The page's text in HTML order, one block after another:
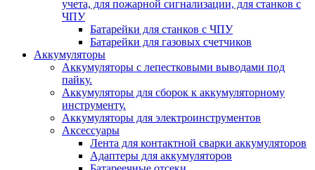
учета, для пожарной сигнализации, для станков с
ЧПУ
Батарейки для станков с ЧПУ
Батарейки для газовых счетчиков
Аккумуляторы
Аккумуляторы с лепестковыми выводами под
пайку.
Аккумуляторы для сборок к аккумуляторному
инструменту.
Аккумуляторы для электроинструментов
Аксессуары
Лента для контактной сварки аккумуляторов
Адаптеры для аккумуляторов